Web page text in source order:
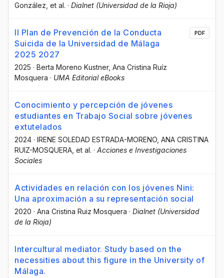
González , et al. · Dialnet (Universidad de la Rioja)
II Plan de Prevención de la Conducta
Suicida de la Universidad de Málaga
2025 2027
2025 · Berta Moreno Kustner, Ana Cristina Ruíz
Mosquera · UMA Editorial eBooks
PDF
Conocimiento y percepción de jóvenes
estudiantes en Trabajo Social sobre jóvenes
extutelados
2024 · IRENE SOLEDAD ESTRADA-MORENO , ANA CRISTINA
RUIZ-MOSQUERA , et al. · Acciones e Investigaciones
Sociales
Actividades en relación con los jóvenes Nini:
Una aproximación a su representación social
2020 · Ana Cristina Ruiz Mosquera · Dialnet (Universidad
de la Rioja)
Intercultural mediator. Study based on the
necessities about this figure in the University of
Málaga.